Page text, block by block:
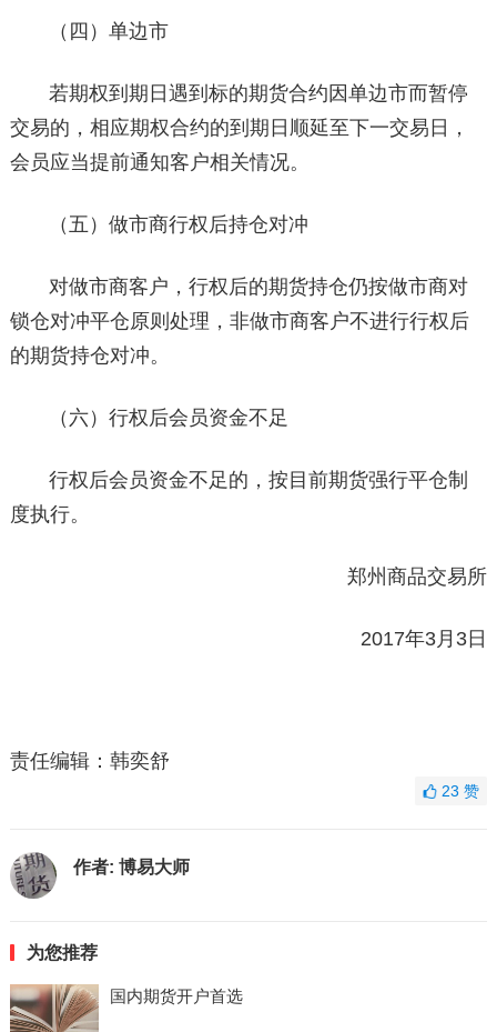
（四）单边市
若期权到期日遇到标的期货合约因单边市而暂停
交易的，相应期权合约的到期日顺延至下一交易日，
会员应当提前通知客户相关情况。
（五）做市商行权后持仓对冲
对做市商客户，行权后的期货持仓仍按做市商对
锁仓对冲平仓原则处理，非做市商客户不进行行权后
的期货持仓对冲。
（六）行权后会员资金不足
行权后会员资金不足的，按目前期货强行平仓制
度执行。
郑州商品交易所
2017年3月3日
责任编辑：韩奕舒
23赞
作者: 博易大师
为您推荐
国内期货开户首选